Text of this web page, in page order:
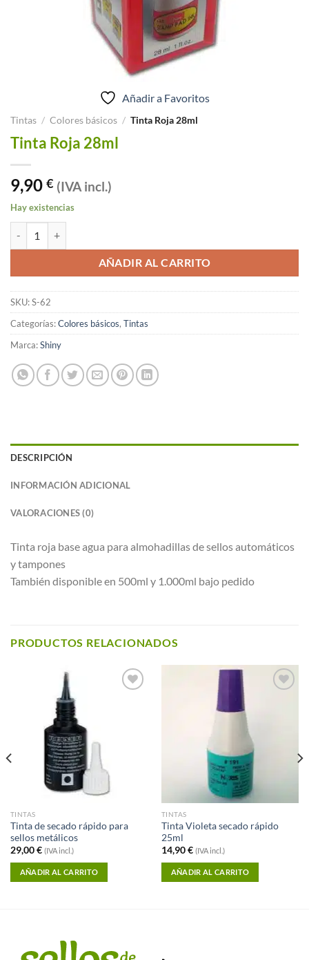
Añadir a Favoritos
Tintas / Colores básicos / Tinta Roja 28ml
Tinta Roja 28ml
9,90 € (IVA incl.)
Hay existencias
AÑADIR AL CARRITO
SKU:S-62
Categorías:Colores básicos, Tintas
Marca:Shiny
DESCRIPCIÓN
INFORMACIÓN ADICIONAL
VALORACIONES (0)
Tinta roja base agua para almohadillas de sellos automáticos
y tampones
También disponible en 500ml y 1.000ml bajo pedido
PRODUCTOS RELACIONADOS
TINTAS
Tinta de secado rápido para
sellos metálicos
29,00€ (IVA incl.)
AÑADIR AL CARRITO
TINTAS
Tinta Violeta secado rápido
25ml
14,90€ (IVA incl.)
AÑADIR AL CARRITO